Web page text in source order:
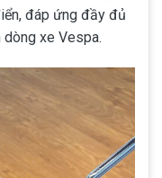
đáp ứng đầy đủ
xe Vespa.